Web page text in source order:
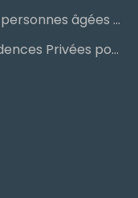
Signer un bail en résidence pour personnes âgées (RPA) : ce qu’il faut savoir
Le palmarès des meilleures Résidences Privées pour Aînés (RPA)